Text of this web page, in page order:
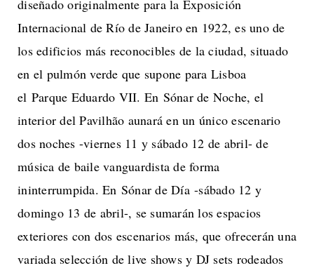
diseñado originalmente para la Exposición
Internacional de Río de Janeiro en 1922, es uno de
los edificios más reconocibles de la ciudad, situado
en el pulmón verde que supone para Lisboa
el Parque Eduardo VII. En Sónar de Noche, el
interior del Pavilhão aunará en un único escenario
dos noches -viernes 11 y sábado 12 de abril- de
música de baile vanguardista de forma
ininterrumpida. En Sónar de Día -sábado 12 y
domingo 13 de abril-, se sumarán los espacios
exteriores con dos escenarios más, que ofrecerán una
variada selección de live shows y DJ sets rodeados